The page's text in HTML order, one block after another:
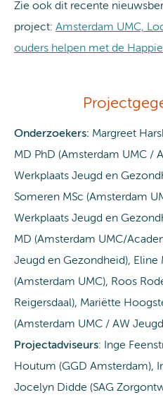
Zie ook dit recente
project: Amsterdam UMC,
ouders helpen met de
Onderzoekers: Margreet
MD PhD (Amsterdam UMC /
Werkplaats Jeugd en
Someren MSc (Amsterdam
Werkplaats Jeugd en
MD (Amsterdam UMC/
Jeugd en Gezondheid), Eline
(Amsterdam UMC), Roos
Reigersdaal), Mariëtte
(Amsterdam UMC / AW
Projectadviseurs: Inge
Houtum (GGD Amsterdam),
Jocelyn Didde (SAG